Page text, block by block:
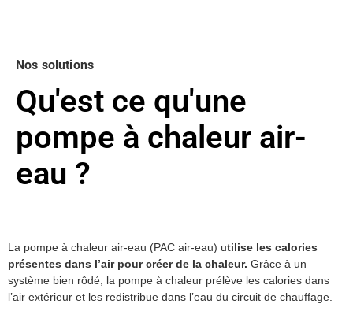
Nos solutions
Qu'est ce qu'une
pompe à chaleur air-
eau ?
La pompe à chaleur air-eau (PAC air-eau) utilise les calories
présentes dans l’air pour créer de la chaleur. Grâce à un
système bien rôdé, la pompe à chaleur prélève les calories dans
l’air extérieur et les redistribue dans l’eau du circuit de chauffage.